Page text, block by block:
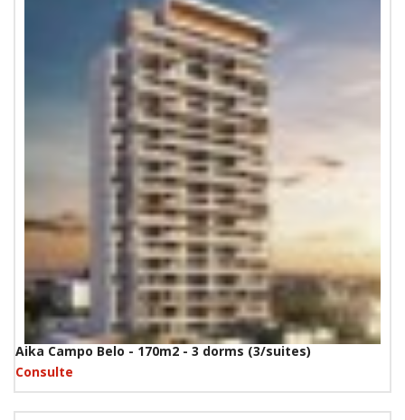
Aika Campo Belo - 170m2 - 3 dorms (3/suites)
Consulte